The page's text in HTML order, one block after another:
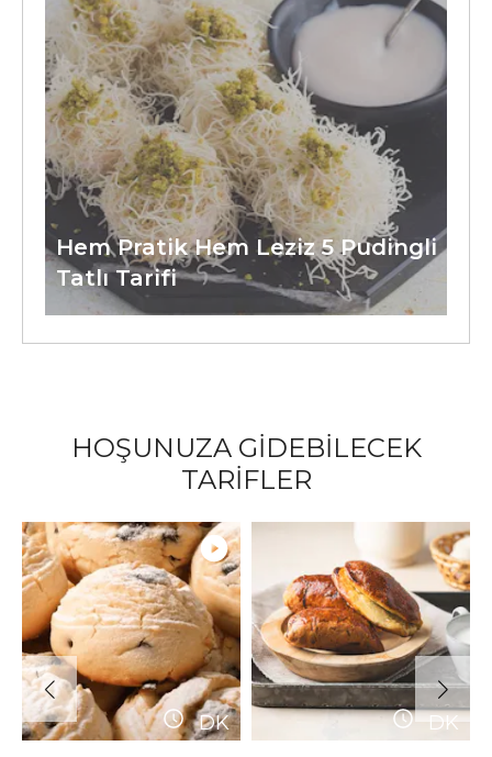
Hem Pratik Hem Leziz 5 Pudingli
Tatlı Tarifi
HOŞUNUZA GİDEBİLECEK
TARİFLER
DK DK